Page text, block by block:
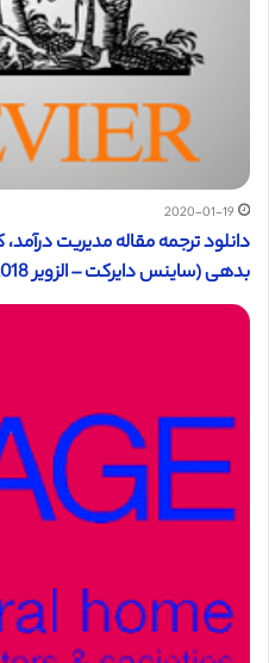
2020-01-19
دانلود ترجمه مقاله مدیریت
بدهی (ساینس دایرکت – الزویر 2018) (ترجمه ویژه – طلایی